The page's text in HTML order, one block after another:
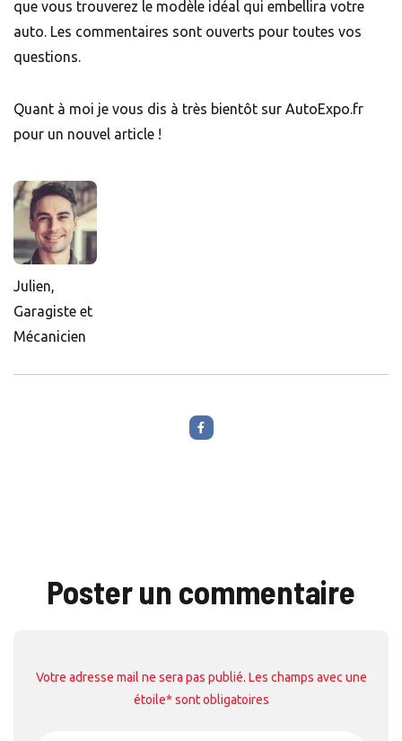
que vous trouverez le modèle idéal qui embellira votre
auto. Les commentaires sont ouverts pour toutes vos
questions.
Quant à moi je vous dis à très bientôt sur AutoExpo.fr
pour un nouvel article !
Julien,
Garagiste et
Mécanicien
Poster un commentaire
Votre adresse mail ne sera pas publié. Les champs avec une
étoile* sont obligatoires